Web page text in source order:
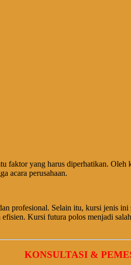
faktor yang harus diperhatikan.
acara perusahaan.
profesional. Selain itu, kursi jenis
Kursi futura polos menjadi
KONSULTASI &